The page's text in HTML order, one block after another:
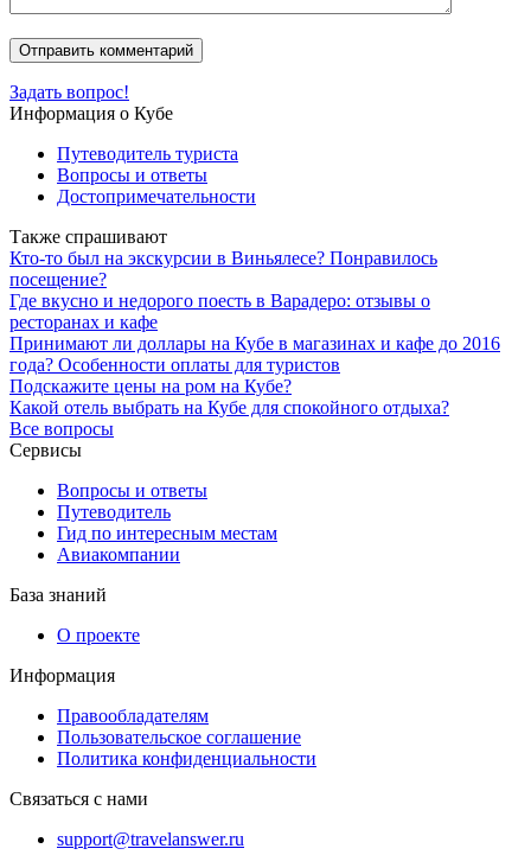
Задать вопрос!
Информация о Кубе
Путеводитель туриста
Вопросы и ответы
Достопримечательности
Также спрашивают
Кто-то был на экскурсии в Виньялесе? Понравилось
посещение?
Где вкусно и недорого поесть в Варадеро: отзывы о
ресторанах и кафе
Принимают ли доллары на Кубе в магазинах и кафе до 2016
года? Особенности оплаты для туристов
Подскажите цены на ром на Кубе?
Какой отель выбрать на Кубе для спокойного отдыха?
Все вопросы
Сервисы
Вопросы и ответы
Путеводитель
Гид по интересным местам
Авиакомпании
База знаний
О проекте
Информация
Правообладателям
Пользовательское соглашение
Политика конфиденциальности
Связаться с нами
support@travelanswer.ru